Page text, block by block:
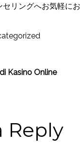
リングへお気軽に
Kasino Online
Reply